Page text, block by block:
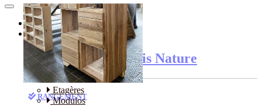
Etagères
Modulos
Accueil
Catalogue
Le catalogue de Bois Nature
RANGEMENT